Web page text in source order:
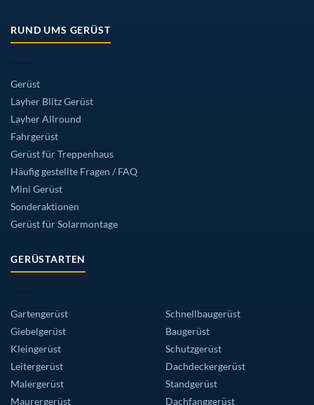
RUND UMS GERÜST
Gerüst
Layher Blitz Gerüst
Layher Allround
Fahrgerüst
Gerüst für Treppenhaus
Häufig gestellte Fragen / FAQ
Mini Gerüst
Sonderaktionen
Gerüst für Solarmontage
GERÜSTARTEN
Gartengerüst
Giebelgerüst
Kleingerüst
Leitergerüst
Malergerüst
Maurergerüst
Schnellbaugerüst
Baugerüst
Schutzgerüst
Dachdeckergerüst
Standgerüst
Dachfanggerüst